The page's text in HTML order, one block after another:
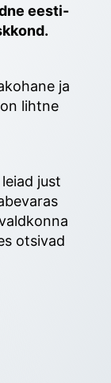
eesti-
ja
lihtne
just
otsivad